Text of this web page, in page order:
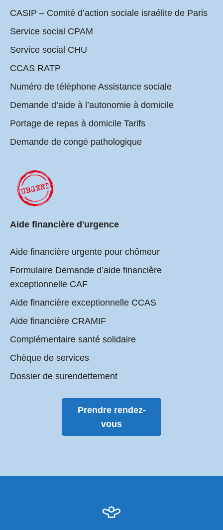
CASIP – Comité d’action sociale israélite de Paris
Service social CPAM
Service social CHU
CCAS RATP
Numéro de téléphone Assistance sociale
Demande d’aide à l’autonomie à domicile
Portage de repas à domicile Tarifs
Demande de congé pathologique
Aide financière d'urgence
Aide financière urgente pour chômeur
Formulaire Demande d’aide financière
exceptionnelle CAF
Aide financière exceptionnelle CCAS
Aide financière CRAMIF
Complémentaire santé solidaire
Chèque de services
Dossier de surendettement
Prendre rendez-
vous